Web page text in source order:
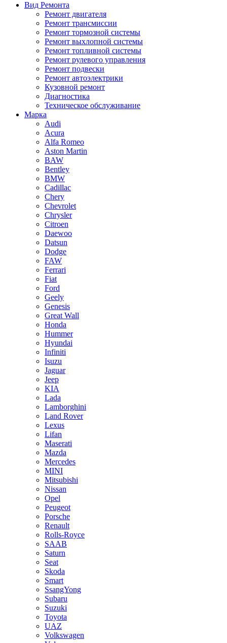
Вид Ремонта
Ремонт двигателя
Ремонт трансмиссии
Ремонт тормозной системы
Ремонт выхлопной системы
Ремонт топливной системы
Ремонт рулевого управления
Ремонт подвески
Ремонт автоэлектрики
Кузовной ремонт
Диагностика
Техническое обслуживание
Марка
Audi
Acura
Alfa Romeo
Aston Martin
BAW
Bentley
BMW
Cadillac
Chery
Chevrolet
Chrysler
Citroen
Daewoo
Datsun
Dodge
FAW
Ferrari
Fiat
Ford
Geely
Genesis
Great Wall
Honda
Hummer
Hyundai
Infiniti
Isuzu
Jaguar
Jeep
KIA
Lada
Lamborghini
Land Rover
Lexus
Lifan
Maserati
Mazda
Mercedes
MINI
Mitsubishi
Nissan
Opel
Peugeot
Porsche
Renault
Rolls-Royce
SAAB
Saturn
Seat
Skoda
Smart
SsangYong
Subaru
Suzuki
Toyota
UAZ
Volkswagen